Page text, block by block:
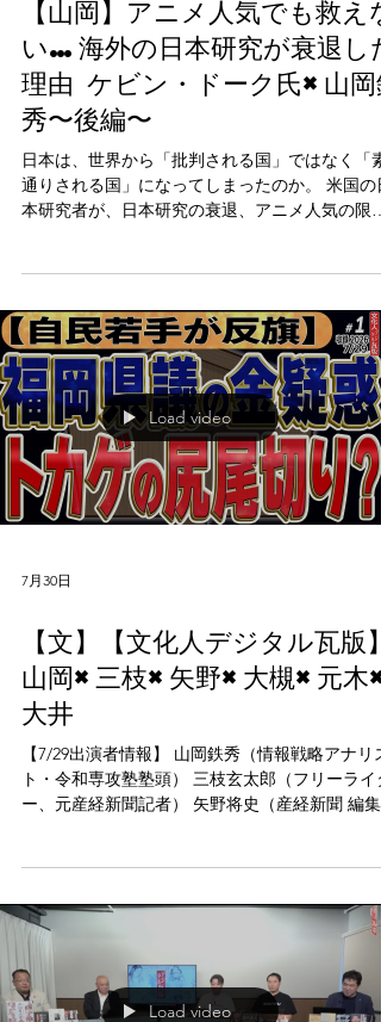
【山岡】アニメ人気でも救えな
い…海外の日本研究が衰退した
理由 ケビン・ドーク氏×山岡
秀〜後編〜
日本は、世界から「批判される国」ではなく「素
す。
Load video
7月30日
【文】【文化人デジタル瓦版】
山岡×三枝×矢野×大槻×元木×
大井
【7/29出演者情報】 山岡鉄秀（情報戦略アナリス
ョタイムズWEB編集長） 大井忠賢（選挙テック
ボ代表取締役）